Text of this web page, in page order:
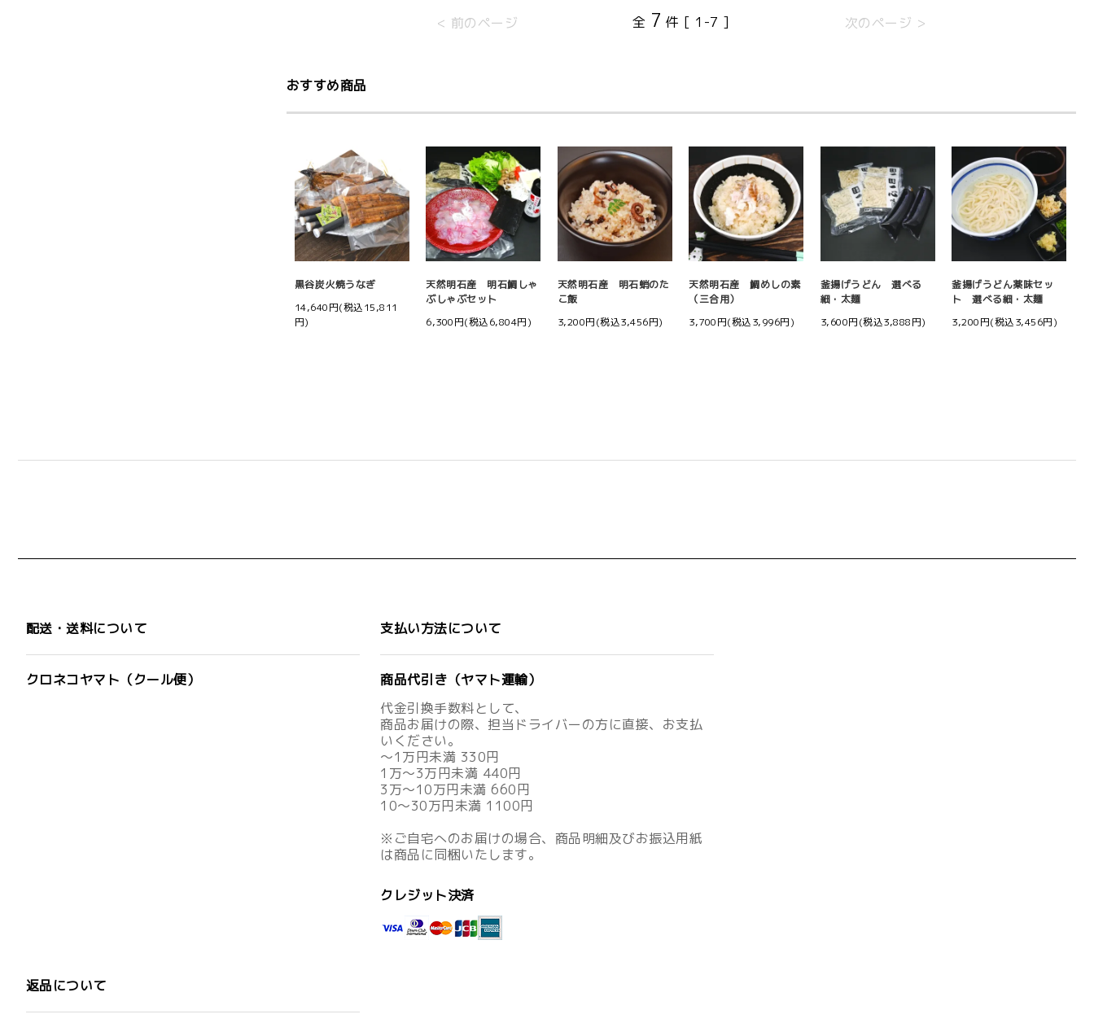
< 前のページ 次のページ >
全 7 件 [ 1-7 ]
おすすめ商品
黒谷炭火焼うなぎ
14,640円(税込15,811
円)
天然明石産 明石鯛しゃ
ぶしゃぶセット
6,300円(税込6,804円)
天然明石産 明石蛸のた
こ飯
3,200円(税込3,456円)
天然明石産 鯛めしの素
（三合用）
3,700円(税込3,996円)
釜揚げうどん 選べる
細・太麺
3,600円(税込3,888円)
釜揚げうどん薬味セッ
ト 選べる細・太麺
3,200円(税込3,456円)
配送・送料について
クロネコヤマト（クール便）
支払い方法について
商品代引き（ヤマト運輸）
代金引換手数料として、
商品お届けの際、担当ドライバーの方に直接、お支払
いください。
～1万円未満 330円
1万～3万円未満 440円
3万～10万円未満 660円
10～30万円未満 1100円
※ご自宅へのお届けの場合、商品明細及びお振込用紙
は商品に同梱いたします。
クレジット決済
返品について